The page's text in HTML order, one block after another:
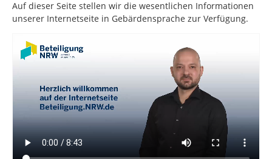
Auf dieser Seite stellen wir die we­sent­lichen In­for­ma­tionen
unserer In­ter­netseite in Ge­bär­den­sprache zur Ver­fügung.